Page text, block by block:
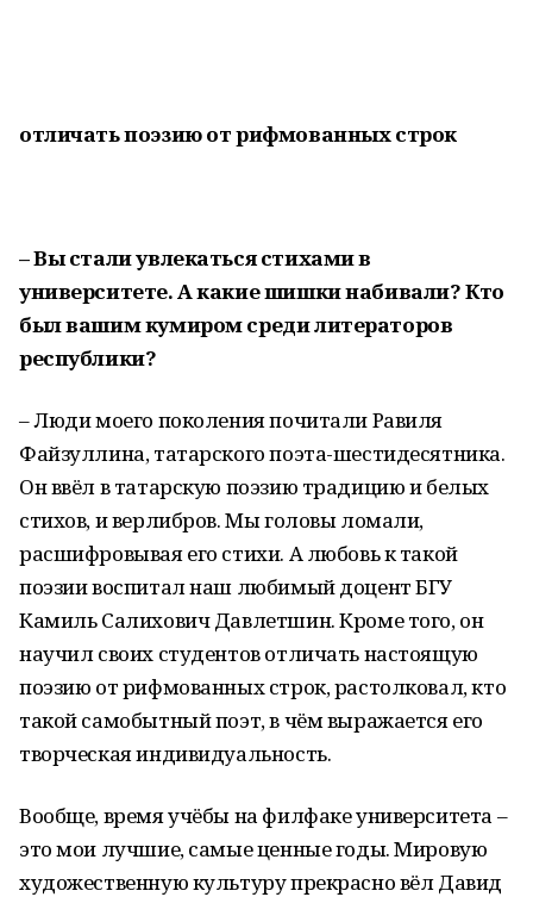
отличать поэзию от рифмованных строк
– Вы стали увлекаться стихами в
университете. А какие шишки набивали? Кто
был вашим кумиром среди литераторов
республики?
– Люди моего поколения почитали Равиля
Файзуллина, татарского поэта-шестидесятника.
Он ввёл в татарскую поэзию традицию и белых
стихов, и верлибров. Мы головы ломали,
расшифровывая его стихи. А любовь к такой
поэзии воспитал наш любимый доцент БГУ
Камиль Салихович Давлетшин. Кроме того, он
научил своих студентов отличать настоящую
поэзию от рифмованных строк, растолковал, кто
такой самобытный поэт, в чём выражается его
творческая индивидуальность.
Вообще, время учёбы на филфаке университета –
это мои лучшие, самые ценные годы. Мировую
художественную культуру прекрасно вёл Давид